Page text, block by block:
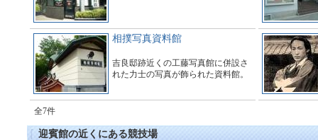
相撲写真資料館
吉良邸跡近くの工藤写真館に併設さ
れた力士の写真が飾られた資料館。
全7件
迎賓館の近くにある競技場